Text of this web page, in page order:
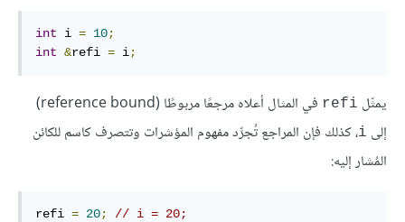
int i = 10;
int &refi = i;
يمثّل ‎refi‎
في المثال أعلاه مرجعًا مربوطًا (reference bound)
إلى ‎i‎، كذلك فإن المراجع تُجرِّد مفهوم المؤشرات وتتصرف كاسم للكائن
المُشار إليه:
refi = 20; // i = 20;